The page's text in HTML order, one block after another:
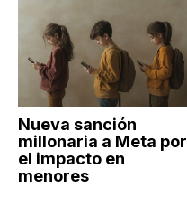
Nueva sanción
millonaria a Meta por
el impacto en
menores